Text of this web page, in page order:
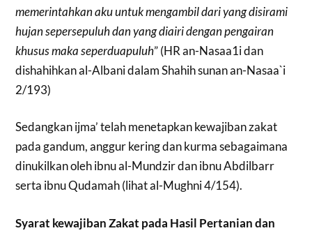
memerintahkan aku untuk mengambil dari yang disirami
hujan sepersepuluh dan yang diairi dengan pengairan
khusus maka seperduapuluh” (HR an-Nasaa1i dan
dishahihkan al-Albani dalam Shahih sunan an-Nasaa`i
2/193)
Sedangkan ijma’ telah menetapkan kewajiban zakat
pada gandum, anggur kering dan kurma sebagaimana
dinukilkan oleh ibnu al-Mundzir dan ibnu Abdilbarr
serta ibnu Qudamah (lihat al-Mughni 4/154).
Syarat kewajiban Zakat pada Hasil Pertanian dan